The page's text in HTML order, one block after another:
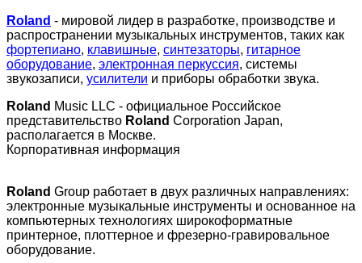
Roland - мировой лидер в разработке, производстве и
распространении музыкальных инструментов, таких как
фортепиано, клавишные, синтезаторы, гитарное
оборудование, электронная перкуссия, системы
звукозаписи, усилители и приборы обработки звука.
Roland Music LLC - официальное Российское
представительство Roland Corporation Japan,
располагается в Москве.
Корпоративная информация
Roland Group работает в двух различных направлениях:
электронные музыкальные инструменты и основанное на
компьютерных технологиях широкоформатные
принтерное, плоттерное и фрезерно-гравировальное
оборудование.